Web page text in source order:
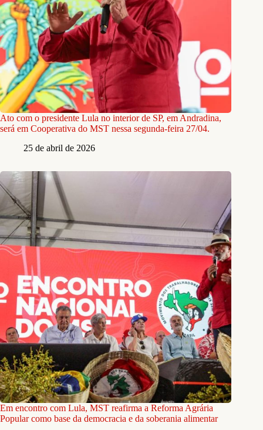
Ato com o presidente Lula no interior de SP, em Andradina,
será em Cooperativa do MST nessa segunda-feira 27/04.
25 de abril de 2026
Em encontro com Lula, MST reafirma a Reforma Agrária
Popular como base da democracia e da soberania alimentar